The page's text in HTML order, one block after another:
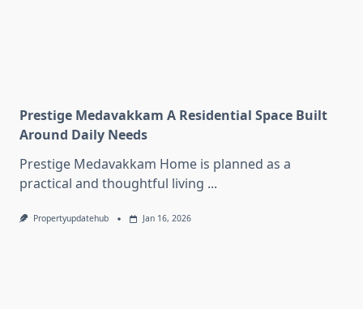
Prestige Medavakkam A Residential Space Built
Around Daily Needs
Prestige Medavakkam Home is planned as a
practical and thoughtful living ...
Propertyupdatehub Jan 16, 2026